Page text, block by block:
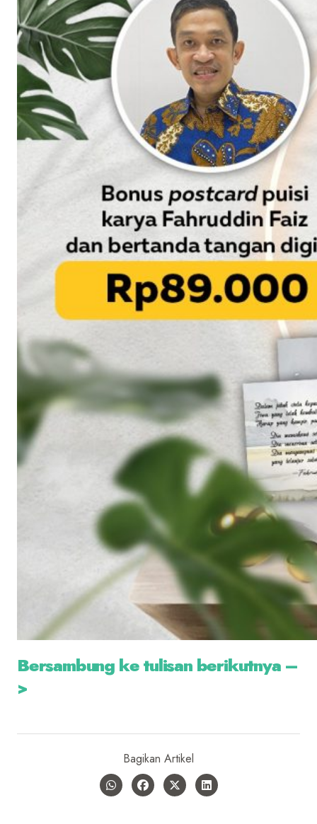
Bersambung ke tulisan berikutnya –
>
Bagikan Artikel